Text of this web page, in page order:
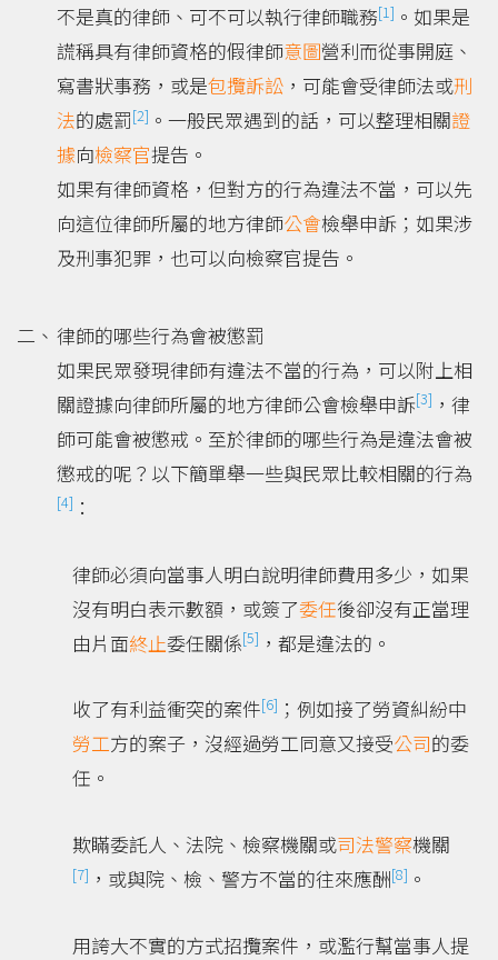
不是真的律師、可不可以執行律師職務[1] 。如果是
謊稱具有律師資格的假律師意圖營利而從事開庭、
寫書狀事務，或是包攬訴訟 ，可能會受律師法或刑
法的處罰[2] 。一般民眾遇到的話，可以整理相關證
據向檢察官提告。
如果有律師資格，但對方的行為違法不當，可以先
向這位律師所屬的地方律師公會檢舉申訴；如果涉
及刑事犯罪，也可以向檢察官提告。
律師的哪些行為會被懲罰
如果民眾發現律師有違法不當的行為，可以附上相
關證據向律師所屬的地方律師公會檢舉申訴[3] ，律
師可能會被懲戒。至於律師的哪些行為是違法會被
懲戒的呢？以下簡單舉一些與民眾比較相關的行為
[4] ：
律師必須向當事人明白說明律師費用多少，如果
沒有明白表示數額，或簽了委任後卻沒有正當理
由片面終止委任關係[5] ，都是違法的。
收了有利益衝突的案件[6] ；例如接了勞資糾紛中
勞工方的案子，沒經過勞工同意又接受公司的委
任。
欺瞞委託人、法院、檢察機關或司法警察機關
[7] ，或與院、檢、警方不當的往來應酬[8] 。
用誇大不實的方式招攬案件，或濫行幫當事人提